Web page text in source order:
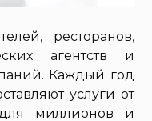
ресторанов,
агентств и
Каждый год
услуги от
миллионов и